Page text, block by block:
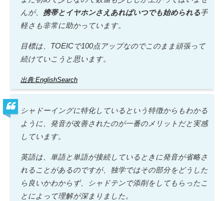
んが、 携帯とイヤホンさえあればいつでも始められる手
軽さも非常に助かっています。
目標は、TOEICで100点アップなのでこのまま頑張って
続けていこうと思います。
出典:EnglishSearch
シャドーイングに特化しているという特徴からもわかる
ように、発音が改善されたのが一番のメリットだと実感
しています。
英語は、単語と単語が接続しているときに発音が省略さ
れることがあるのですが、独学ではその部分をどうした
ら良いかわからず、シャドテンで添削をしてもらったこ
とによって理解が深まりました。